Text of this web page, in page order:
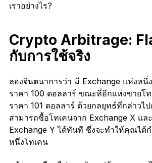
เราอย่างไร?
Crypto Arbitrage:
กับการใช้จริง
ลองจินตนาการว่า มี Exchange แห่งหนึ่
ราคา 100 ดอลลาร์ ขณะที่อีกแห่งขายโท
ราคา 101 ดอลลาร์ ด้วยกลยุทธ์ที่กล่าว
สามารถซื้อโทเคนจาก Exchange X แล
Exchange Y ได้ทันที ซึ่งจะทำให้คุณได้
หนึ่งโทเคน